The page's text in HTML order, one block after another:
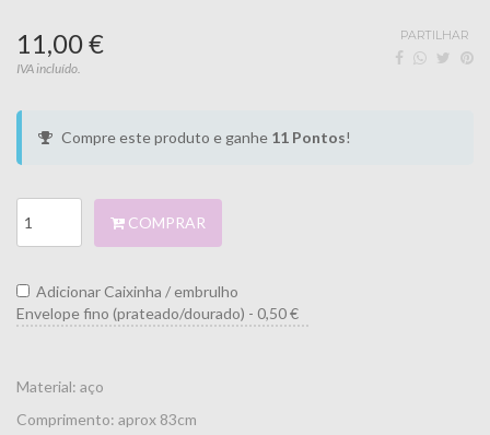
11,00 €
IVA incluído.
PARTILHAR
Compre este produto e ganhe 11 Pontos!
COMPRAR
Adicionar Caixinha / embrulho
Material: aço
Comprimento: aprox 83cm